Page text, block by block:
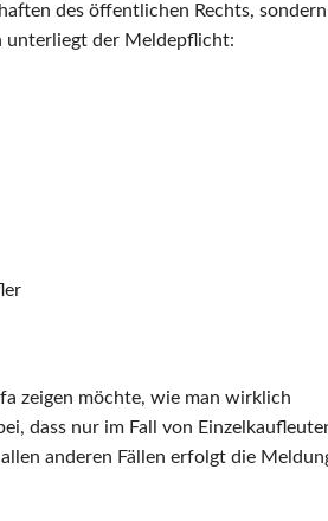
des öffentlichen Rechts, sondern
unterliegt der Meldepflicht:
zeigen möchte, wie man wirklich
dass nur im Fall von
anderen Fällen erfolgt die